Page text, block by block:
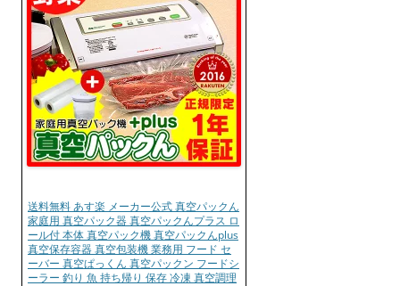
送料無料 あす楽 メーカー公式 真空パックん
家庭用 真空パック器 真空パックんプラス ロ
ール付 本体 真空パック機 真空パックんplus
真空保存容器 真空包装機 業務用 フード セ
ーバー 真空ぱっくん 真空パックン フードシ
ーラー 釣り 魚 持ち帰り 保存 冷凍 真空調理